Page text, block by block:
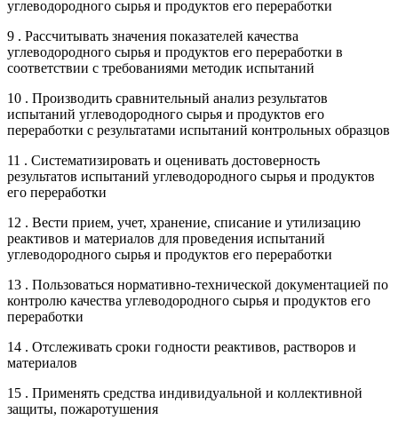
углеводородного сырья и продуктов его переработки
9 . Рассчитывать значения показателей качества
углеводородного сырья и продуктов его переработки в
соответствии с требованиями методик испытаний
10 . Производить сравнительный анализ результатов
испытаний углеводородного сырья и продуктов его
переработки с результатами испытаний контрольных образцов
11 . Систематизировать и оценивать достоверность
результатов испытаний углеводородного сырья и продуктов
его переработки
12 . Вести прием, учет, хранение, списание и утилизацию
реактивов и материалов для проведения испытаний
углеводородного сырья и продуктов его переработки
13 . Пользоваться нормативно-технической документацией по
контролю качества углеводородного сырья и продуктов его
переработки
14 . Отслеживать сроки годности реактивов, растворов и
материалов
15 . Применять средства индивидуальной и коллективной
защиты, пожаротушения